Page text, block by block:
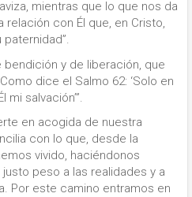
mientras que lo que nos da
con Él que, en Cristo,
y de liberación, que
dice el Salmo 62: ‘Solo en
salvación’”.
en acogida de nuestra
con lo que, desde la
vivido, haciéndonos
peso a las realidades y a
Por este camino entramos en